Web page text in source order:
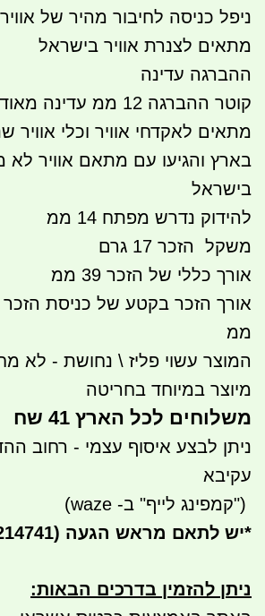
ניפל כניסה לחיבור מהיר של
מתאים לצנרת אוויר בישראל
ההברגה עדינה
קוטר ההברגה 12 ממ עדינה מאוד
מתאים לאקדחי אוויר וכלי אוויר
בארץ והגיעו עם מתאם אוויר
בישראל
להידוק נדרש מפתח 14 ממ
משקל הזכר 17 גרם
אורך כללי של הזכר 39 ממ
ממ
המוצר עשוי פליז \ נחושת - לא
מיוצר במיוחד בחריטה
משלוחים לכל הארץ 41 שח
עקיבא
")קמפינג לייף" ב- waze)
*יש לתאם מראש הגעה
ניתן להזמין בדרכים הבאות: